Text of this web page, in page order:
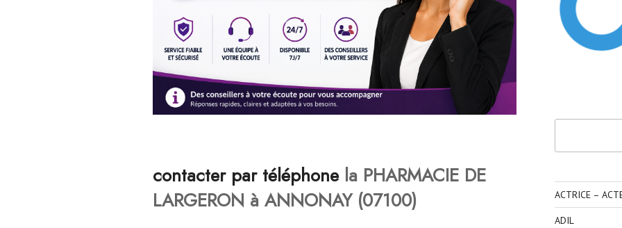
contacter par téléphonela PHARMACIE DE
LARGERON à ANNONAY (07100)
ACTRICE –
ADIL